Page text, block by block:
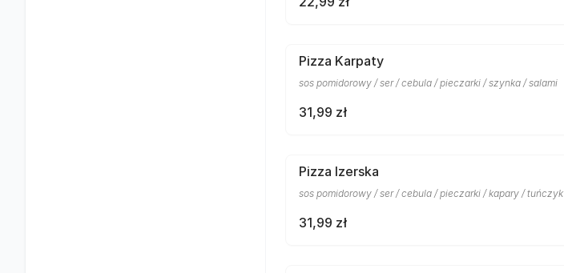
Pizza Karpaty
sos pomidorowy / ser / cebula / pieczarki / szynka / salami
31,99 zł
Pizza Izerska
sos pomidorowy / ser / cebula / pieczarki / kapary / tuńczyk
31,99 zł